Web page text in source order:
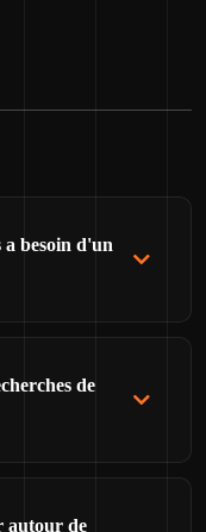
besoin d'un
de
autour de